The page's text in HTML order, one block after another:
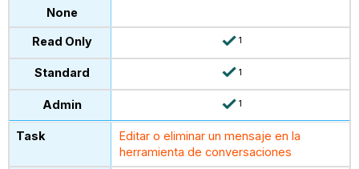
1
1
1
Editar o eliminar un mensaje en la
herramienta de conversaciones